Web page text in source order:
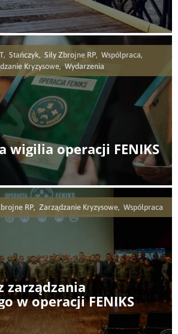
Stańczyk, Siły Zbrojne RP, Współpraca,
Kryzysowe, Wydarzenia
wigilia operacji FENIKS
RP, Zarządzanie Kryzysowe, Współpraca
zarządzania
w operacji FENIKS